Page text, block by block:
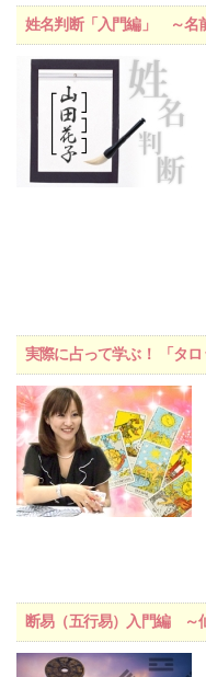
姓名判断「入門編」 ～名
実際に占って学ぶ！ 「タロ
断易（五行易）入門編 ～